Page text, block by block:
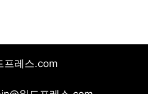
레스.com